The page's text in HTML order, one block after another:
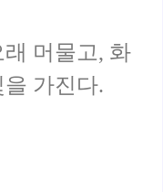
머물고, 화